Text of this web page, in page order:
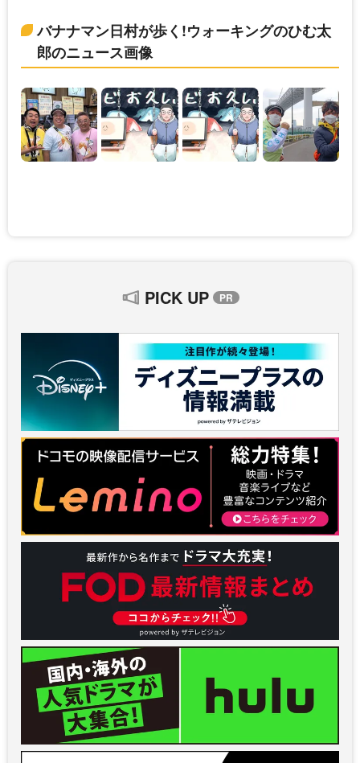
バナナマン日村が歩く!ウォーキングのひむ太
郎のニュース画像
PICK UP